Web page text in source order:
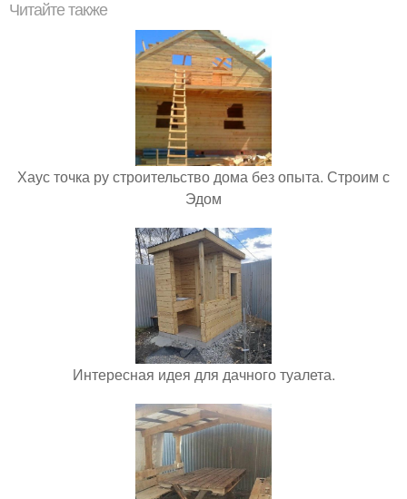
Читайте также
Хаус точка ру строительство дома без опыта. Строим с
Эдом
Интересная идея для дачного туалета.